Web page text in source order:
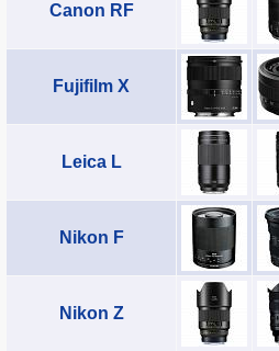
Canon RF
Fujifilm X
Leica L
Nikon F
Nikon Z